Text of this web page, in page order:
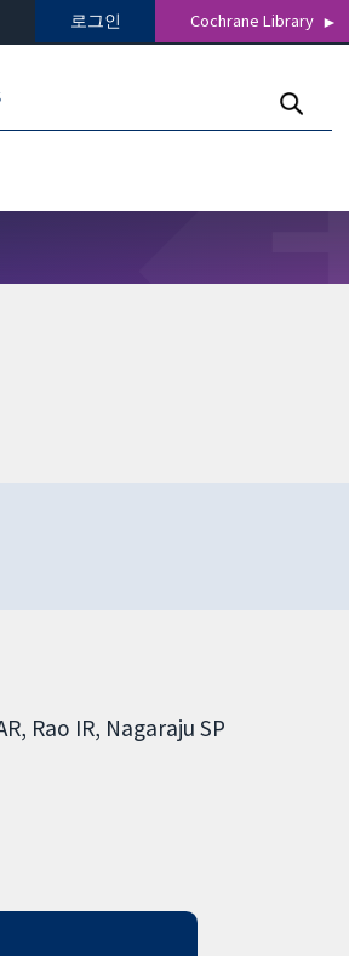
로그인 Cochrane Library
Rao IR Nagaraju SP